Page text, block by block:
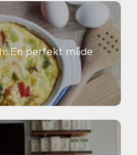
En perfekt måde